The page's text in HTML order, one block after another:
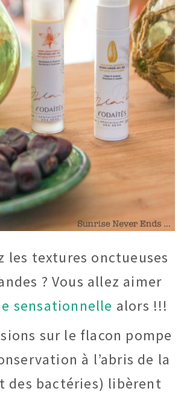
les textures onctueuses
? Vous allez aimer
sensationnelle alors !!!
sur le flacon pompe
à l’abris de la
des bactéries) libèrent